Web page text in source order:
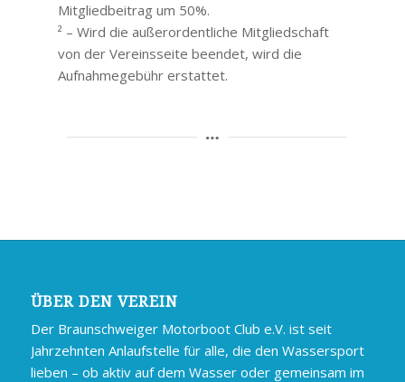
Mitgliedbeitrag um 50%.
² – Wird die außerordentliche Mitgliedschaft
von der Vereinsseite beendet, wird die
Aufnahmegebühr erstattet.
ÜBER DEN VEREIN
Der Braunschweiger Motorboot Club e.V. ist seit
Jahrzehnten Anlaufstelle für alle, die den Wassersport
lieben – ob aktiv auf dem Wasser oder gemeinsam im